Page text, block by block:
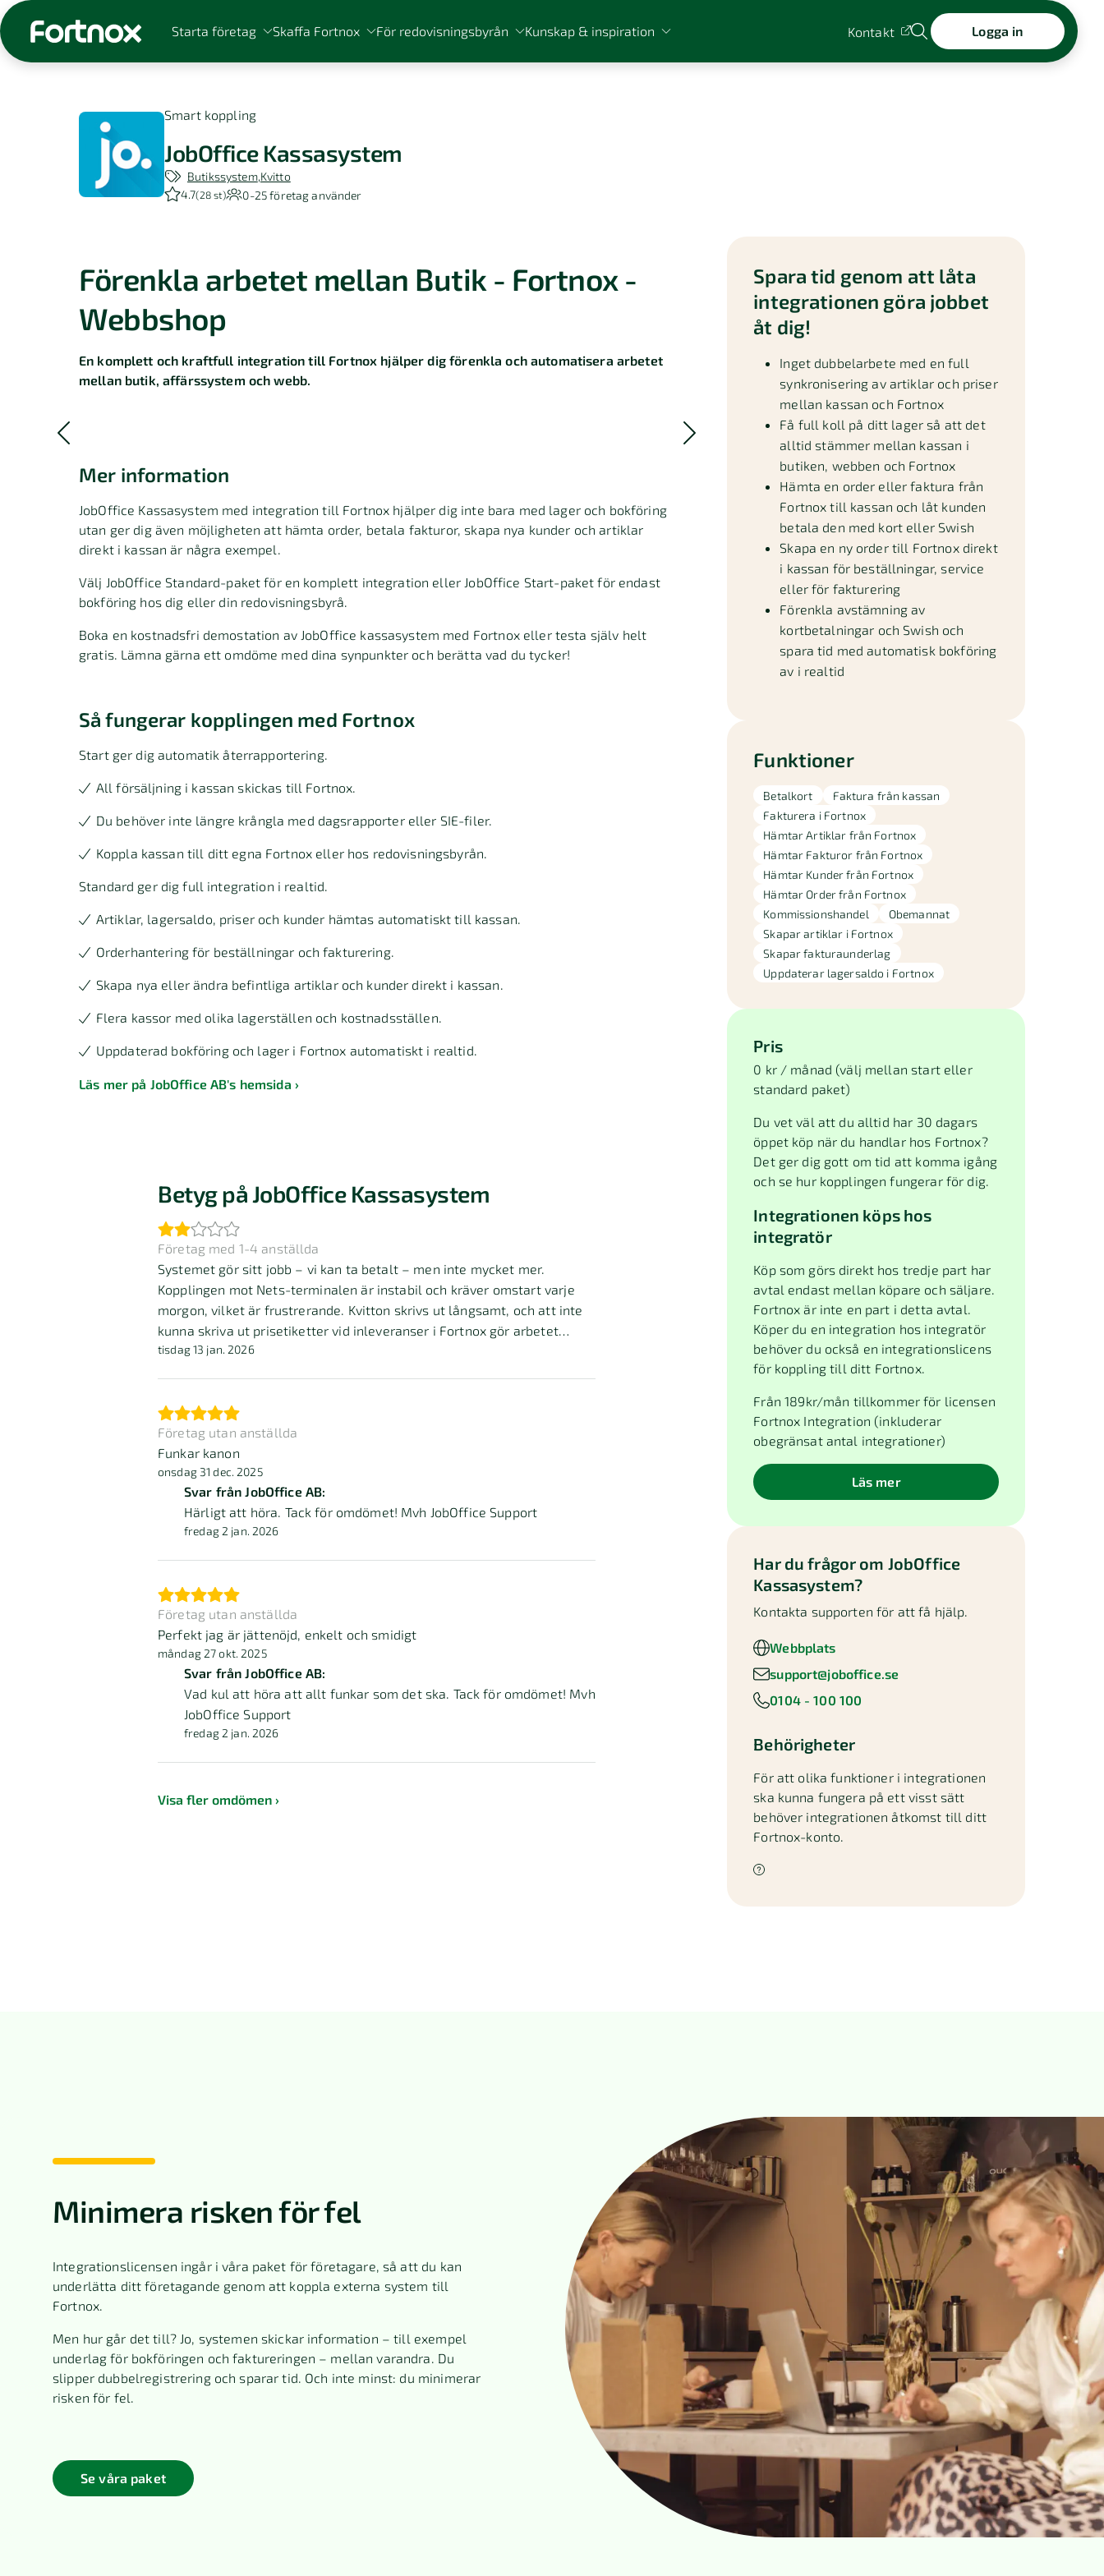
Starta företag Skaffa Fortnox För redovisningsbyrån Kunskap & inspiration Kontakt Logga in
Sök på Fortnox
Smart koppling
JobOffice Kassasystem
Butikssystem Kvitto
4.7(28 st) 0-25företag använder
Förenkla arbetet mellan Butik - Fortnox -
Webbshop
En komplett och kraftfull integration till Fortnox hjälper dig förenkla och automatisera arbetet
mellan butik, affärssystem och webb.
Mer information
JobOffice Kassasystem med integration till Fortnox hjälper dig inte bara med lager och bokföring
utan ger dig även möjligheten att hämta order, betala fakturor, skapa nya kunder och artiklar
direkt i kassan är några exempel.
Välj JobOffice Standard-paket för en komplett integration eller JobOffice Start-paket för endast
bokföring hos dig eller din redovisningsbyrå.
Boka en kostnadsfri demostation av JobOffice kassasystem med Fortnox eller testa själv helt
gratis. Lämna gärna ett omdöme med dina synpunkter och berätta vad du tycker!
Så fungerar kopplingen med Fortnox
Start ger dig automatik återrapportering.
All försäljning i kassan skickas till Fortnox.
Du behöver inte längre krångla med dagsrapporter eller SIE-filer.
Koppla kassan till ditt egna Fortnox eller hos redovisningsbyrån.
Standard ger dig full integration i realtid.
Artiklar, lagersaldo, priser och kunder hämtas automatiskt till kassan.
Orderhantering för beställningar och fakturering.
Skapa nya eller ändra befintliga artiklar och kunder direkt i kassan.
Flera kassor med olika lagerställen och kostnadsställen.
Uppdaterad bokföring och lager i Fortnox automatiskt i realtid.
Läs mer på JobOffice AB's hemsida
Betyg på JobOffice Kassasystem
Företag med 1-4 anställda
Systemet gör sitt jobb – vi kan ta betalt – men inte mycket mer.
Kopplingen mot Nets-terminalen är instabil och kräver omstart varje
morgon, vilket är frustrerande. Kvitton skrivs ut långsamt, och att inte
kunna skriva ut prisetiketter vid inleveranser i Fortnox gör arbetet
onödigt omständligt. Mycket förbättringspotential.
tisdag 13 jan. 2026
Företag utan anställda
Funkar kanon
onsdag 31 dec. 2025
Svar från JobOffice AB:
Härligt att höra. Tack för omdömet! Mvh JobOffice Support
fredag 2 jan. 2026
Företag utan anställda
Perfekt jag är jättenöjd, enkelt och smidigt
måndag 27 okt. 2025
Svar från JobOffice AB:
Vad kul att höra att allt funkar som det ska. Tack för omdömet! Mvh
JobOffice Support
fredag 2 jan. 2026
Visa fler omdömen
Spara tid genom att låta
integrationen göra jobbet
åt dig!
Inget dubbelarbete med en full
synkronisering av artiklar och priser
mellan kassan och Fortnox
Få full koll på ditt lager så att det
alltid stämmer mellan kassan i
butiken, webben och Fortnox
Hämta en order eller faktura från
Fortnox till kassan och låt kunden
betala den med kort eller Swish
Skapa en ny order till Fortnox direkt
i kassan för beställningar, service
eller för fakturering
Förenkla avstämning av
kortbetalningar och Swish och
spara tid med automatisk bokföring
av i realtid
Funktioner
Betalkort
Faktura från kassan
Fakturera i Fortnox
Hämtar Artiklar från Fortnox
Hämtar Fakturor från Fortnox
Hämtar Kunder från Fortnox
Hämtar Order från Fortnox
Kommissionshandel
Obemannat
Skapar artiklar i Fortnox
Skapar fakturaunderlag
Uppdaterar lagersaldo i Fortnox
Pris
0 kr / månad (välj mellan start eller
standard paket)
Du vet väl att du alltid har 30 dagars
öppet köp när du handlar hos Fortnox?
Det ger dig gott om tid att komma igång
och se hur kopplingen fungerar för dig.
Integrationen köps hos
integratör
Köp som görs direkt hos tredje part har
avtal endast mellan köpare och säljare.
Fortnox är inte en part i detta avtal.
Köper du en integration hos integratör
behöver du också en integrationslicens
för koppling till ditt Fortnox.
Från 189kr/mån tillkommer för licensen
Fortnox Integration (inkluderar
obegränsat antal integrationer)
Läs mer
Har du frågor om JobOffice
Kassasystem?
Kontakta supporten för att få hjälp.
Webbplats
support@joboffice.se
0104 - 100 100
Behörigheter
För att olika funktioner i integrationen
ska kunna fungera på ett visst sätt
behöver integrationen åtkomst till ditt
Fortnox-konto.
Minimera risken för fel
Integrationslicensen ingår i våra paket för företagare, så att du kan
underlätta ditt företagande genom att koppla externa system till
Fortnox.
Men hur går det till? Jo, systemen skickar information – till exempel
underlag för bokföringen och faktureringen – mellan varandra. Du
slipper dubbelregistrering och sparar tid. Och inte minst: du minimerar
risken för fel.
Se våra paket